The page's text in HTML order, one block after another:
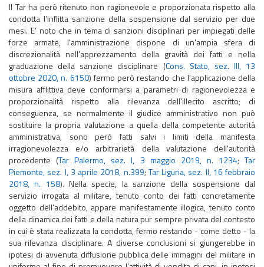
Il Tar ha però ritenuto non ragionevole e proporzionata rispetto alla
condotta l’inflitta sanzione della sospensione dal servizio per due
mesi. E’ noto che in tema di sanzioni disciplinari per impiegati delle
forze armate, l'amministrazione dispone di un'ampia sfera di
discrezionalità nell'apprezzamento della gravità dei fatti e nella
graduazione della sanzione disciplinare (Cons. Stato, sez. III, 13
ottobre 2020, n. 6150) fermo però restando che l'applicazione della
misura afflittiva deve conformarsi a parametri di ragionevolezza e
proporzionalità rispetto alla rilevanza dell'illecito ascritto; di
conseguenza, se normalmente il giudice amministrativo non può
sostituire la propria valutazione a quella della competente autorità
amministrativa, sono però fatti salvi i limiti della manifesta
irragionevolezza e/o arbitrarietà della valutazione dell'autorità
procedente (Tar Palermo, sez. I, 3 maggio 2019, n. 1234;Tar
Piemonte, sez. I, 3 aprile 2018, n.399; Tar Liguria, sez. II, 16 febbraio
2018, n. 158). Nella specie, la sanzione della sospensione dal
servizio irrogata al militare, tenuto conto dei fatti concretamente
oggetto dell’addebito, appare manifestamente illogica, tenuto conto
della dinamica dei fatti e della natura pur sempre privata del contesto
in cui è stata realizzata la condotta, fermo restando - come detto - la
sua rilevanza disciplinare. A diverse conclusioni si giungerebbe in
ipotesi di avvenuta diffusione pubblica delle immagini del militare in